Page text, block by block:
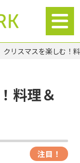
クリスマスを楽しむ！
料理＆
注目！